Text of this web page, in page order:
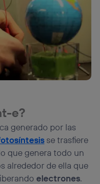
e?
generado por las
se trasfiere
que genera todo un
alrededor de ella que
electrones.
será más
únicamente en la
Utiq seleccionando
de esta página web o
Utiq
consulta
.